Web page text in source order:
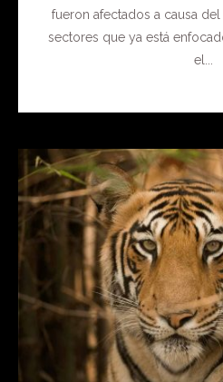
fueron afectados a causa
sectores que ya está
el...